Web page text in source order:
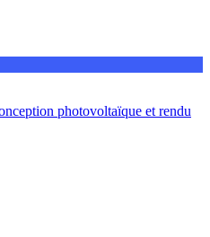
photovoltaïque et rendu